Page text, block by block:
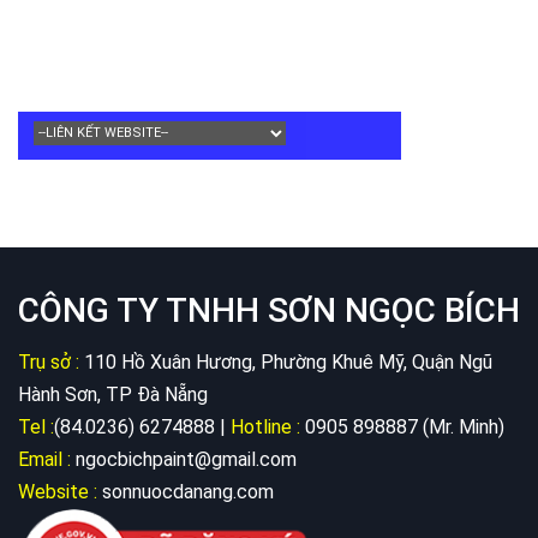
CÔNG TY TNHH SƠN NGỌC BÍCH
Trụ sở : 110 Hồ Xuân Hương, Phường Khuê Mỹ, Quận Ngũ
Hành Sơn, TP Đà Nẵng
Tel :(84.0236) 6274888 | Hotline : 0905 898887 (Mr. Minh)
Email : ngocbichpaint@gmail.com
Website : sonnuocdanang.com